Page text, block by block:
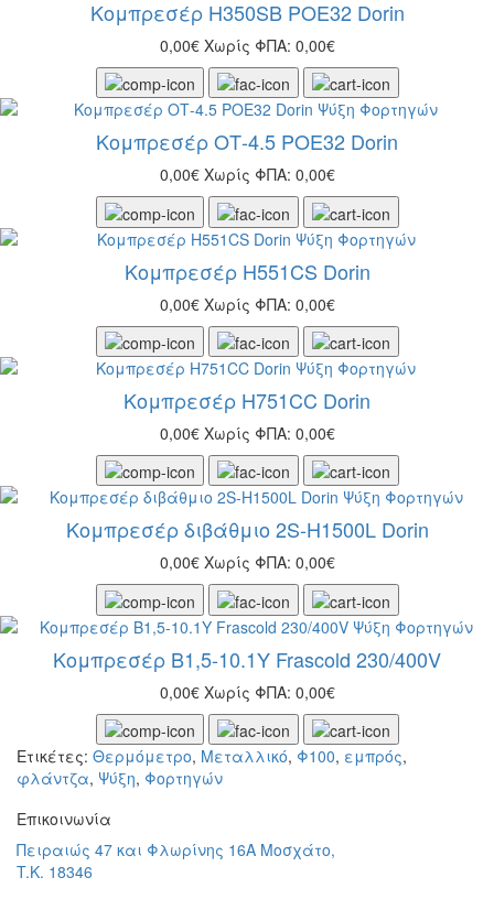
Κομπρεσέρ H350SB POE32 Dorin
0,00€ Χωρίς ΦΠΑ: 0,00€
Κομπρεσέρ ΟΤ-4.5 POE32 Dorin
0,00€ Χωρίς ΦΠΑ: 0,00€
Κομπρεσέρ Η551CS Dorin
0,00€ Χωρίς ΦΠΑ: 0,00€
Κομπρεσέρ Η751CC Dorin
0,00€ Χωρίς ΦΠΑ: 0,00€
Κομπρεσέρ διβάθμιο 2S-H1500L Dorin
0,00€ Χωρίς ΦΠΑ: 0,00€
Κομπρεσέρ Β1,5-10.1Υ Frascold 230/400V
0,00€ Χωρίς ΦΠΑ: 0,00€
Ετικέτες: Θερμόμετρο, Μεταλλικό, Φ100, εμπρός,
φλάντζα, Ψύξη, Φορτηγών
Eπικοινωνία
Πειραιώς 47 και Φλωρίνης 16Α Μοσχάτο,
T.K. 18346